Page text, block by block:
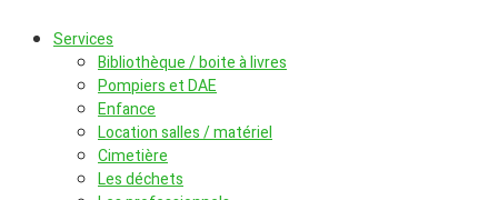
Services
Bibliothèque / boite à livres
Pompiers et DAE
Enfance
Location salles / matériel
Cimetière
Les déchets